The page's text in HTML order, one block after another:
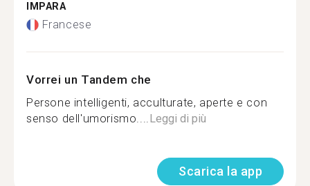
IMPARA
Francese
Vorrei un Tandem che
Persone intelligenti, acculturate, aperte e con
senso dell'umorismo....Leggi di più
Scarica la app